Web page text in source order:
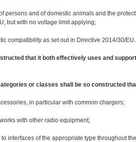
persons and of domestic animals and the
but with no voltage limit applying;
compatibility as set out in Directive 2014/30/EU.
that it both effectively uses and
or classes shall be so constructed
in particular with common chargers;
with other radio equipment;
interfaces of the appropriate type throughout